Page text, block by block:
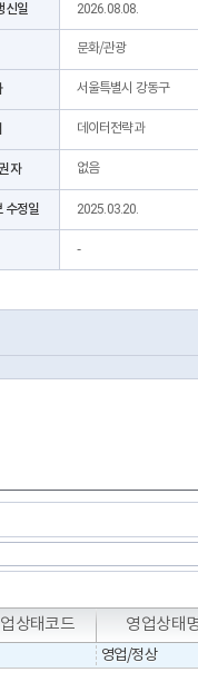
신일 2026.08.08.
문화/관광
서울특별시 강동구
데이터전략과
자 없음
수정일 2025.03.20.
-
상태코드 영업상태
영업/정상